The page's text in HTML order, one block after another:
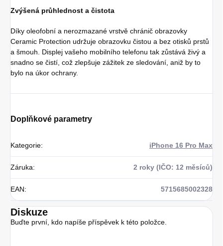
Zvýšená průhlednost a čistota
Díky oleofobní a nerozmazané vrstvě chránič obrazovky
Ceramic Protection udržuje obrazovku čistou a bez otisků prstů
a šmouh. Displej vašeho mobilního telefonu tak zůstává živý a
snadno se čistí, což zlepšuje zážitek ze sledování, aniž by to
bylo na úkor ochrany.
Doplňkové parametry
Kategorie: iPhone 16 Pro Max
Záruka: 2 roky (IČO: 12 měsíců)
EAN: 5715685002328
Diskuze
Buďte první, kdo napíše příspěvek k této položce.